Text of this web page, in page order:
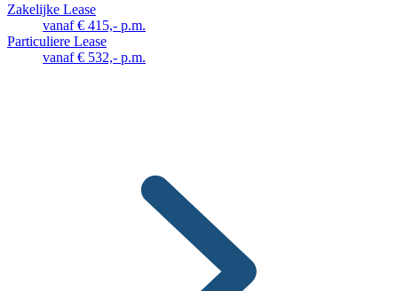
Zakelijke Lease
vanaf € 415,- p.m.
Particuliere Lease
vanaf € 532,- p.m.